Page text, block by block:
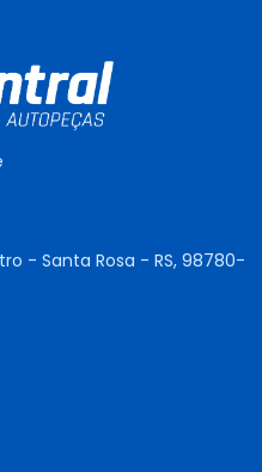
- Santa Rosa - RS, 98780-